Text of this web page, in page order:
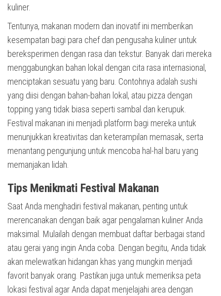
kuliner.
Tentunya, makanan modern dan inovatif ini memberikan
kesempatan bagi para chef dan pengusaha kuliner untuk
bereksperimen dengan rasa dan tekstur. Banyak dari mereka
menggabungkan bahan lokal dengan cita rasa internasional,
menciptakan sesuatu yang baru. Contohnya adalah sushi
yang diisi dengan bahan-bahan lokal, atau pizza dengan
topping yang tidak biasa seperti sambal dan kerupuk.
Festival makanan ini menjadi platform bagi mereka untuk
menunjukkan kreativitas dan keterampilan memasak, serta
menantang pengunjung untuk mencoba hal-hal baru yang
memanjakan lidah.
Tips Menikmati Festival Makanan
Saat Anda menghadiri festival makanan, penting untuk
merencanakan dengan baik agar pengalaman kuliner Anda
maksimal. Mulailah dengan membuat daftar berbagai stand
atau gerai yang ingin Anda coba. Dengan begitu, Anda tidak
akan melewatkan hidangan khas yang mungkin menjadi
favorit banyak orang. Pastikan juga untuk memeriksa peta
lokasi festival agar Anda dapat menjelajahi area dengan